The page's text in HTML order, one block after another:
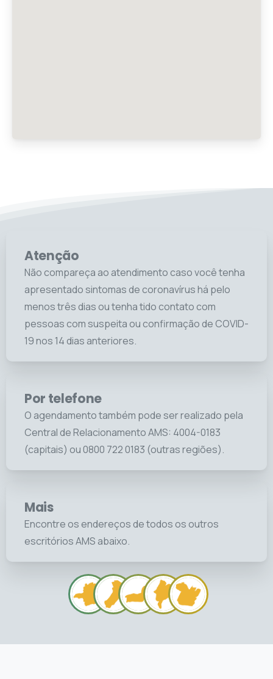
Atenção
Não compareça ao atendimento caso você tenha
apresentado sintomas de coronavírus há pelo
menos três dias ou tenha tido contato com
pessoas com suspeita ou confirmação de COVID-
19 nos 14 dias anteriores.
Por telefone
O agendamento também pode ser realizado pela
Central de Relacionamento AMS: 4004-0183
(capitais) ou 0800 722 0183 (outras regiões).
Mais
Encontre os endereços de todos os outros
escritórios AMS abaixo.